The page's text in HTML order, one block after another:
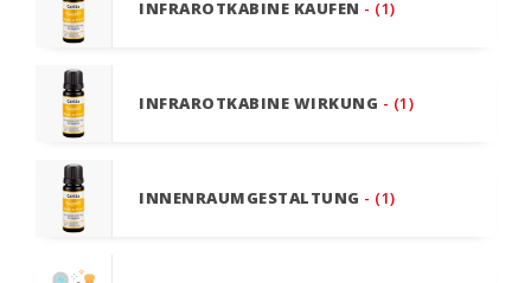
INFRAROTKABINE KAUFEN - (1)
INFRAROTKABINE WIRKUNG - (1)
INNENRAUMGESTALTUNG - (1)